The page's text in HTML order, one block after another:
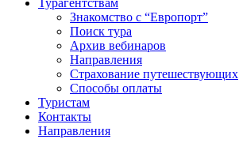
Турагентствам
Знакомство с “Европорт”
Поиск тура
Архив вебинаров
Направления
Страхование путешествующих
Способы оплаты
Туристам
Контакты
Направления